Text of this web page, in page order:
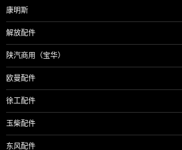
康明斯
解放配件
陕汽商用（宝华）
欧曼配件
徐工配件
玉柴配件
东风配件